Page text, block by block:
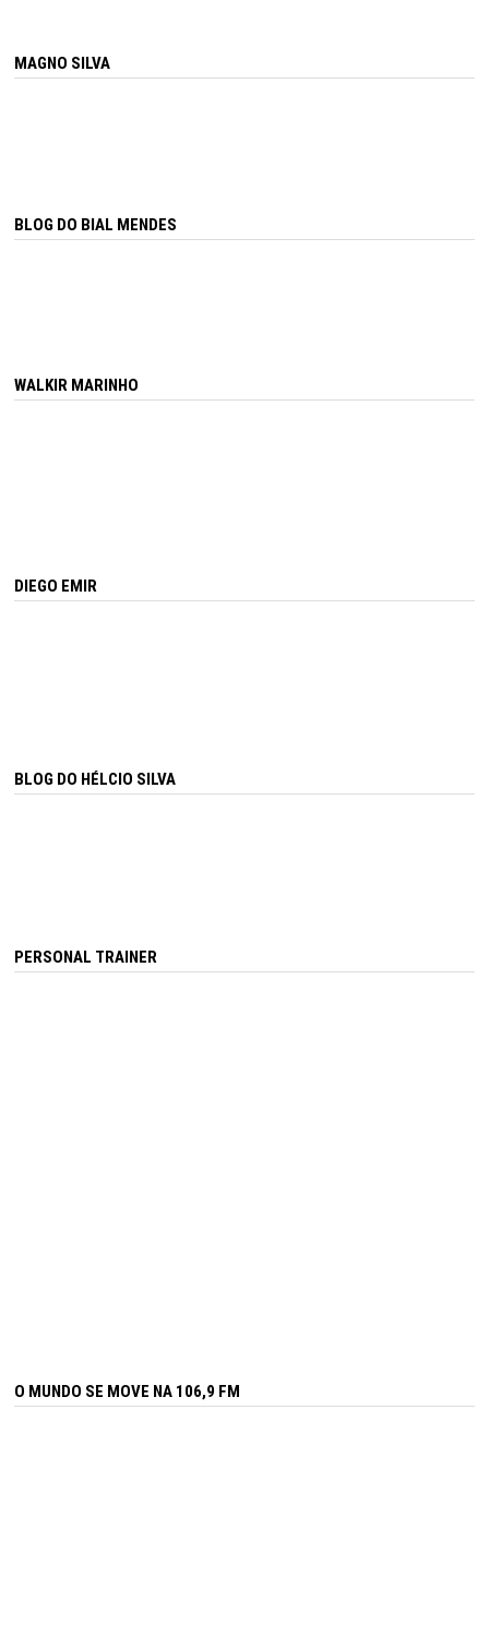
MAGNO SILVA
BLOG DO BIAL MENDES
WALKIR MARINHO
DIEGO EMIR
BLOG DO HÉLCIO SILVA
PERSONAL TRAINER
O MUNDO SE MOVE NA 106,9 FM